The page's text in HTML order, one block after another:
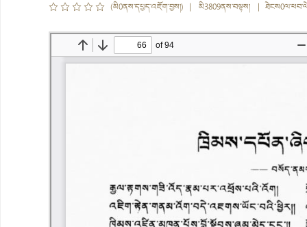
(མི0ནས་དཔྱད་འཇོག་བྱས།) | མི3809ནས་བལྟས། |